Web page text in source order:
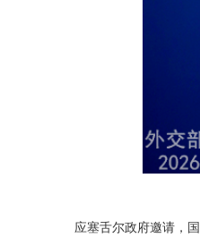
应塞舌尔政府邀请，